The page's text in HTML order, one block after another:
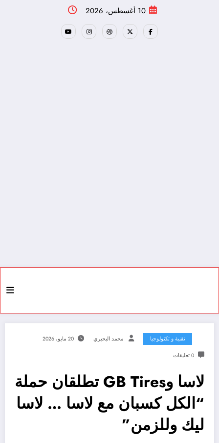
10 أغسطس، 2026
تقنية و تكنولوجيا محمد البحيري 20 مايو، 2026
0 تعليقات
لاسا وGB Tires تطلقان حملة
“الكل كسبان مع لاسا … لاسا
ليك وللزمن”